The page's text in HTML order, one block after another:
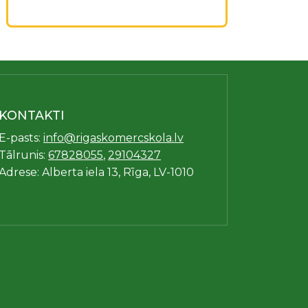
pasts: info@rigaskomercskola.lv
67828055, 29104327
Alberta iela 13, Rīga, LV-1010